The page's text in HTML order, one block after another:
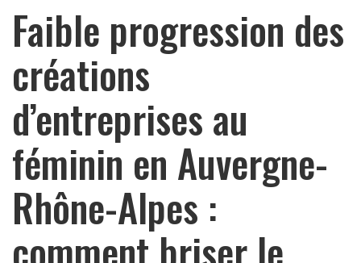
Faible progression des
créations
d’entreprises au
féminin en Auvergne-
Rhône-Alpes :
comment briser le